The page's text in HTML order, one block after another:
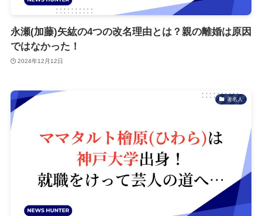
永瀬(加藤)矢紘の4つの改名理由とは？親の離婚は原因
ではなかった！
2024年12月12日
著名人